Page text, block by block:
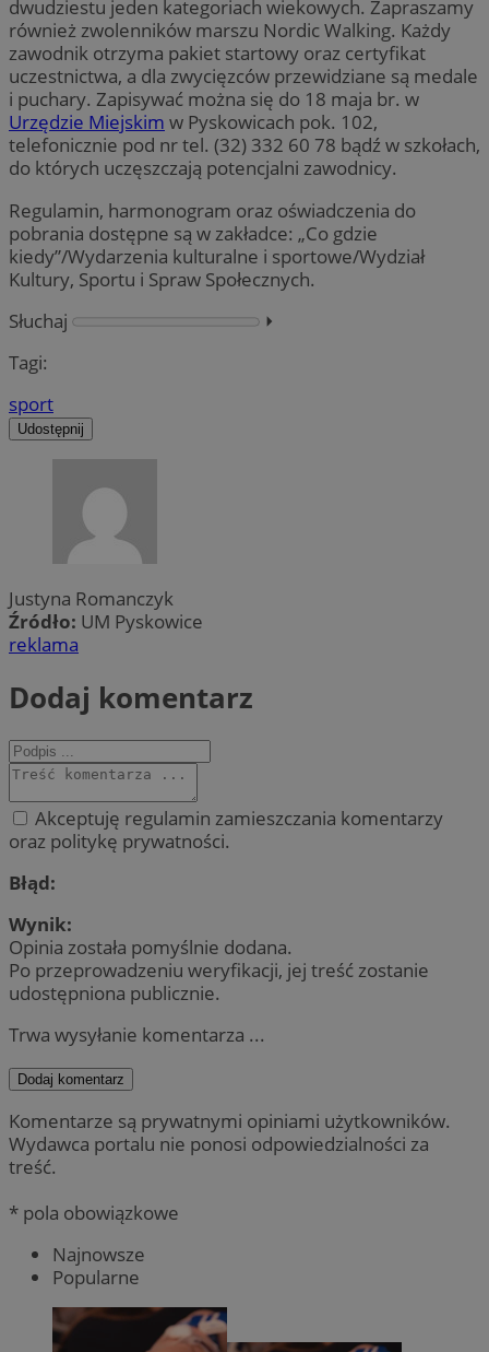
dwudziestu jeden kategoriach wiekowych. Zapraszamy
również zwolenników marszu Nordic Walking. Każdy
zawodnik otrzyma pakiet startowy oraz certyfikat
uczestnictwa, a dla zwycięzców przewidziane są medale
i puchary. Zapisywać można się do 18 maja br. w
Urzędzie Miejskim w Pyskowicach pok. 102,
telefonicznie pod nr tel. (32) 332 60 78 bądź w szkołach,
do których uczęszczają potencjalni zawodnicy.
Regulamin, harmonogram oraz oświadczenia do
pobrania dostępne są w zakładce: „Co gdzie
kiedy”/Wydarzenia kulturalne i sportowe/Wydział
Kultury, Sportu i Spraw Społecznych.
Słuchaj
⏵︎
Tagi:
sport
Udostępnij
Justyna Romanczyk
Źródło: UM Pyskowice
reklama
Dodaj komentarz
Akceptuję regulamin zamieszczania komentarzy
oraz politykę prywatności.
Błąd:
Wynik:
Opinia została pomyślnie dodana.
Po przeprowadzeniu weryfikacji, jej treść zostanie
udostępniona publicznie.
Trwa wysyłanie komentarza ...
Dodaj komentarz
Komentarze są prywatnymi opiniami użytkowników.
Wydawca portalu nie ponosi odpowiedzialności za
treść.
* pola obowiązkowe
Najnowsze
Popularne